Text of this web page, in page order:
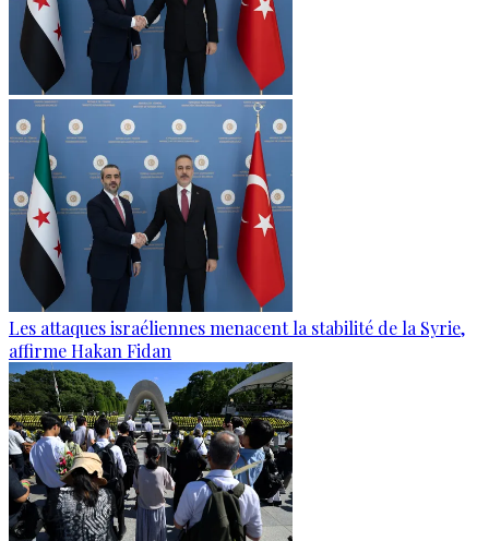
Les attaques israéliennes menacent la stabilité de la Syrie,
affirme Hakan Fidan